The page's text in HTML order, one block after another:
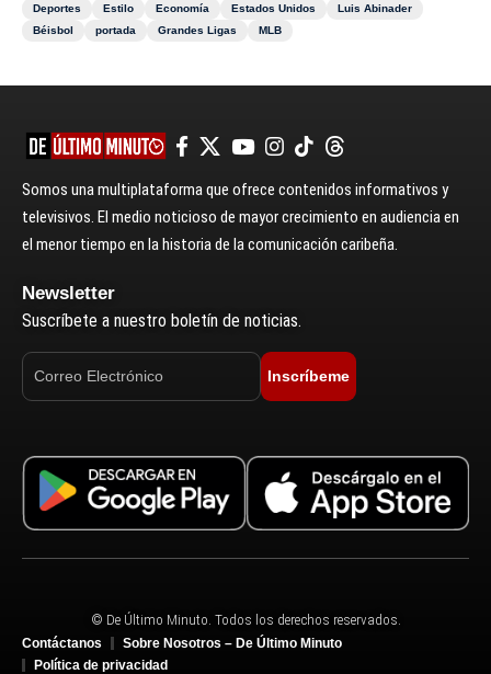
Deportes
Estilo Economía Estados Unidos
Luis Abinader
Béisbol
portada Grandes Ligas MLB
Somos una multiplataforma que ofrece contenidos informativos y
televisivos. El medio noticioso de mayor crecimiento en audiencia en
el menor tiempo en la historia de la comunicación caribeña.
Newsletter
Suscríbete a nuestro boletín de noticias.
Inscríbeme
© De Último Minuto. Todos los derechos reservados.
Contáctanos
Sobre Nosotros – De Último Minuto
Política de privacidad